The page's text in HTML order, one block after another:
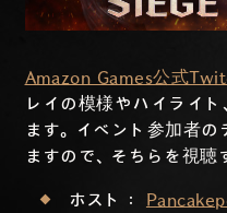
Amazon Games公式
レイの模様やハイライ
ます。イベント参加者
ますので、そちらを視聴
ホスト：